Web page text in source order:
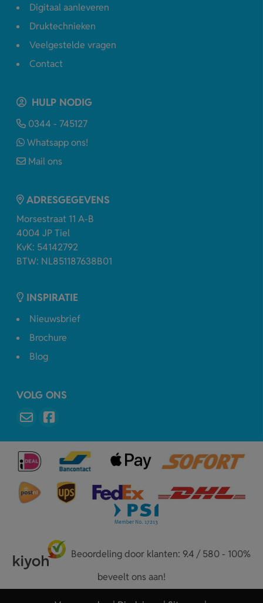
Digitaal aanleveren
Druktechnieken
Veelgestelde vragen
Contact
HULP NODIG
0344 - 745127
Whatsapp ons!
Mail ons
ADRESGEGEVENS
Morsestraat 11 A-B
4004 JP Tiel
KvK: 54142792
BTW: NL851187638B01
INSPIRATIE
Nieuwsbrief
Brochure
Blog
VOLG ONS
Beoordeling door klanten: 9.4 / 580 - 100%
beveelt ons aan!